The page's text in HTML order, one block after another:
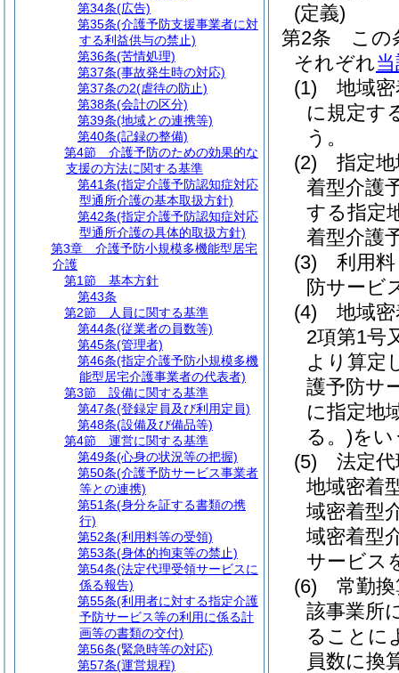
(定義)
第2条
この
それぞれ
(1)
地域
に規定す
う。
(2)
指定
着型介護
する指定
着型介護
(3)
利用
防サービ
(4)
地域
2項第1号
より算定
護予防サ
に指定地
る。)をい
(5)
法定
地域密着
域密着型
域密着型
サービス
(6)
常勤
該事業所
ることに
員数に換
第34条(広告)
第35条(介護予防支援事業者に対
する利益供与の禁止)
第36条(苦情処理)
第37条(事故発生時の対応)
第37条の2(虐待の防止)
第38条(会計の区分)
第39条(地域との連携等)
第40条(記録の整備)
第4節
介護予防のための効果的な
支援の方法に関する基準
第41条(指定介護予防認知症対応
型通所介護の基本取扱方針)
第42条(指定介護予防認知症対応
型通所介護の具体的取扱方針)
第3章
介護予防小規模多機能型居宅
介護
第1節
基本方針
第43条
第2節
人員に関する基準
第44条(従業者の員数等)
第45条(管理者)
第46条(指定介護予防小規模多機
能型居宅介護事業者の代表者)
第3節
設備に関する基準
第47条(登録定員及び利用定員)
第48条(設備及び備品等)
第4節
運営に関する基準
第49条(心身の状況等の把握)
第50条(介護予防サービス事業者
等との連携)
第51条(身分を証する書類の携
行)
第52条(利用料等の受領)
第53条(身体的拘束等の禁止)
第54条(法定代理受領サービスに
係る報告)
第55条(利用者に対する指定介護
予防サービス等の利用に係る計
画等の書類の交付)
第56条(緊急時等の対応)
第57条(運営規程)